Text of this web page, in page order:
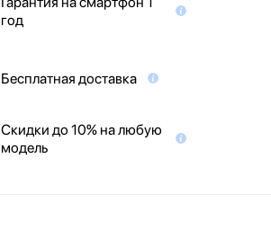
год
Бесплатная доставка
Скидки до 10% на любую
модель